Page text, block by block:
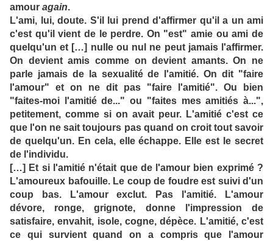
amour again.
L'ami, lui, doute. S'il lui prend d'affirmer qu'il a un ami
c'est qu'il vient de le perdre. On "est" amie ou ami de
quelqu'un et […] nulle ou nul ne peut jamais l'affirmer.
On devient amis comme on devient amants. On ne
parle jamais de la sexualité de l'amitié. On dit "faire
l'amour" et on ne dit pas "faire l'amitié". Ou bien
"faites-moi l'amitié de..." ou "faites mes amitiés à...",
petitement, comme si on avait peur. L'amitié c'est ce
que l'on ne sait toujours pas quand on croit tout savoir
de quelqu'un. En cela, elle échappe. Elle est le secret
de l'individu.
[…] Et si l'amitié n'était que de l'amour bien exprimé ?
L'amoureux bafouille. Le coup de foudre est suivi d'un
coup bas. L'amour exclut. Pas l'amitié. L'amour
dévore, ronge, grignote, donne l'impression de
satisfaire, envahit, isole, cogne, dépèce. L'amitié, c'est
ce qui survient quand on a compris que l'amour